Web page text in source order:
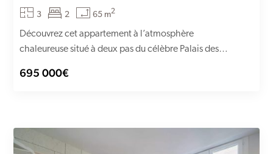
3 2 65 m2
Découvrez cet appartement à l’atmosphère
chaleureuse situé à deux pas du célèbre Palais des
695 000€